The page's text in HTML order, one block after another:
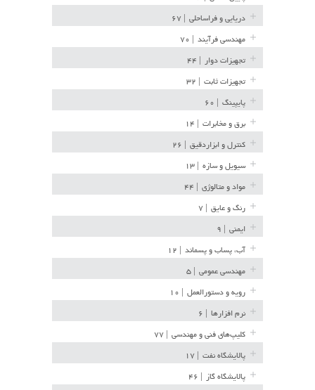
دریایی و فراساحلی
مهندسی فرآیند
تجهیزات دوار
تجهیزات ثابت
پایپینگ
برق و مخابرات
کنترل و ابزاردقیق
سیویل و سازه
مواد و متالوژی
رنگ و عایق
ایمنی
آب، پساب و پسماند
مهندسی عمومی
رویه و دستورالعمل
نرم افزارها
کلیپ‌های فنی و مهندسی
پالایشگاه نفت
پالایشگاه گاز